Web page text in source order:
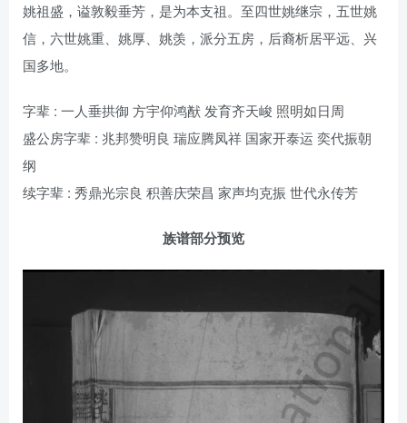
姚祖盛，谥敦毅垂芳，是为本支祖。至四世姚继宗，五世姚
信，六世姚重、姚厚、姚羡，派分五房，后裔析居平远、兴
国多地。
字辈 : 一人垂拱御 方宇仰鸿猷 发育齐天峻 照明如日周
盛公房字辈 : 兆邦赞明良 瑞应腾凤祥 国家开泰运 奕代振朝
纲
续字辈 : 秀鼎光宗良 积善庆荣昌 家声均克振 世代永传芳
族谱部分预览